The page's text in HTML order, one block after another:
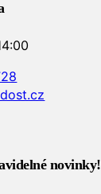
novinky!​